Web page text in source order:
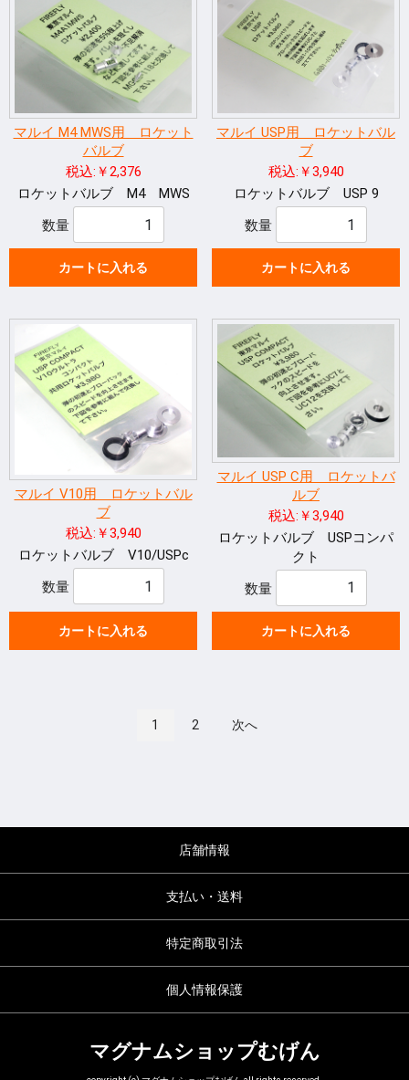
マルイ M4 MWS用 ロケット
バルブ
税込:￥2,376
ロケットバルブ M4 MWS
数量
カートに入れる
マルイ USP用 ロケットバル
ブ
税込:￥3,940
ロケットバルブ USP 9
数量
カートに入れる
マルイ V10用 ロケットバル
ブ
税込:￥3,940
ロケットバルブ V10/USPc
数量
カートに入れる
マルイ USP C用 ロケットバ
ルブ
税込:￥3,940
ロケットバルブ USPコンパ
クト
数量
カートに入れる
1 2 次へ
店舗情報
支払い・送料
特定商取引法
個人情報保護
マグナムショップむげん